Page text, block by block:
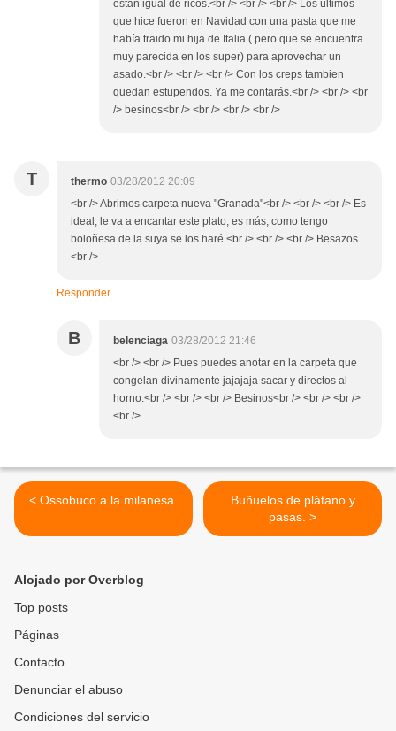
están igual de ricos.<br /> <br /> <br /> Los últimos
que hice fueron en Navidad con una pasta que me
había traido mi hija de Italia ( pero que se encuentra
muy parecida en los super) para aprovechar un
asado.<br /> <br /> <br /> Con los creps tambien
quedan estupendos. Ya me contarás.<br /> <br /> <br
/> besinos<br /> <br /> <br /> <br />
T thermo 03/28/2012 20:09
<br /> Abrimos carpeta nueva "Granada"<br /> <br /> <br /> Es
ideal, le va a encantar este plato, es más, como tengo
boloñesa de la suya se los haré.<br /> <br /> <br /> Besazos.
<br />
Responder
B belenciaga 03/28/2012 21:46
<br /> <br /> Pues puedes anotar en la carpeta que
congelan divinamente jajajaja sacar y directos al
horno.<br /> <br /> <br /> Besinos<br /> <br /> <br />
<br />
< Ossobuco a la milanesa.
Buñuelos de plátano y
pasas. >
Alojado por Overblog
Top posts
Páginas
Contacto
Denunciar el abuso
Condiciones del servicio